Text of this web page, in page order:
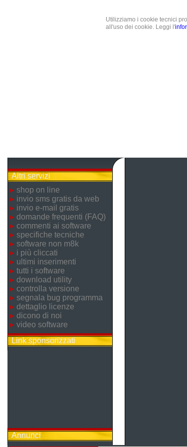
Utilizziamo i cookie tecnici
all'uso dei cookie. Leggi l'
Altri servizi
shop on line
invio sms gratis da web
invio e-mail gratis
domande frequenti (FAQ)
commenti ai software
specifiche tecniche
software non m8k
i più cliccati
ultimi inserimenti
tutti i software
download utility
controlla versione
segnala bug programma
dettaglio licenze
dicono di noi
video software
Link sponsorizzati
Annunci